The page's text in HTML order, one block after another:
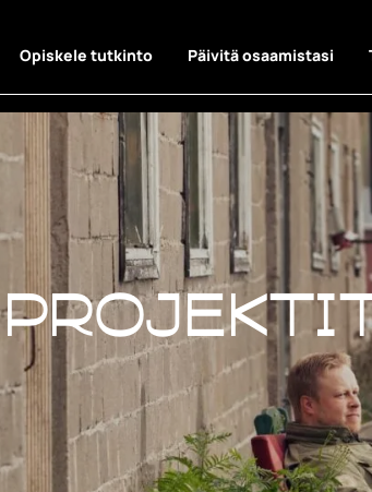
Opiskele tutkinto Päivitä osaamistasi